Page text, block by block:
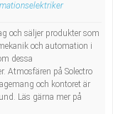
och säljer produkter som
och automation i
dessa
Atmosfären på Solectro
och kontoret är
Läs gärna mer på